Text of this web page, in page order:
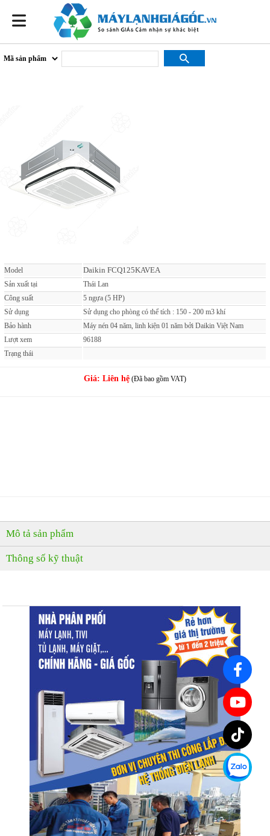
Model Daikin FCQ125KAVEA
Sản xuất tại
Thái Lan
Công suất
5 ngựa (5 HP)
Sử dụng
Sử dụng cho phòng có thể tích : 150 - 200 m3 khí
Bảo hành
Máy nén 04 năm, linh kiện 01 năm bởi Daikin Việt Nam
Lượt xem
96188
Trạng thái
Giá: Liên hệ (Đã bao gồm VAT)
Mô tả sản phẩm
Thông số kỹ thuật